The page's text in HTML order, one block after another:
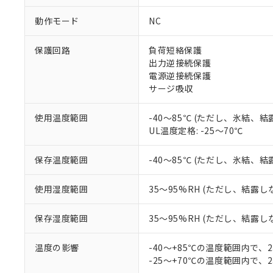
動作モード NC
保護回路
負荷短絡保護
出力逆接続保護
電源逆接続保護
サージ吸収
使用温度範囲
-40～85℃ (ただし、氷結、結
UL温度定格: -25～70℃
保存温度範囲 -40～85℃ (ただし、氷結、結
使用湿度範囲 35～95%RH (ただし、結露し
保存湿度範囲 35～95%RH (ただし、結露し
温度の影響
-40～+85℃の温度範囲内で
-25～+70℃の温度範囲内で
ご利用条件
以下の条件をお読
当社制御機
在庫状況お
のであり、
い。
正式な納期
当社販売員に
在庫状況お
す。
マイパーツ
ている必要
お客様が当
対応予定：EU
調査・確認中：
非該当品：ライセ
仕入先様の事情に
があります。
鉛(Pb) 1000ppm以下、
六価クロム(Cr(Ⅵ))
フタル酸ビス(2-エチル
ル（DBP） 1000ppm
※2 対応予定月
部品在庫の切り替
※3 非含有証明
※1 中国
「○」：最大均質
「－」：未確認で
*中国RoHS10物質の基
Cr(Ⅵ)(六価クロム) :
DBP(フタル酸ジブチル
DEHP(フタル酸ビス(2-
※2 環境保護使
「10」：通常の
味します。
「－」：未確認で
などの必要な
当社は規制
ます。
当社は貴社
置等に一切
当社は、貴
たしません。
記
号
説明
○ 一定数
△ 一定数
－
在庫な
空
受注生